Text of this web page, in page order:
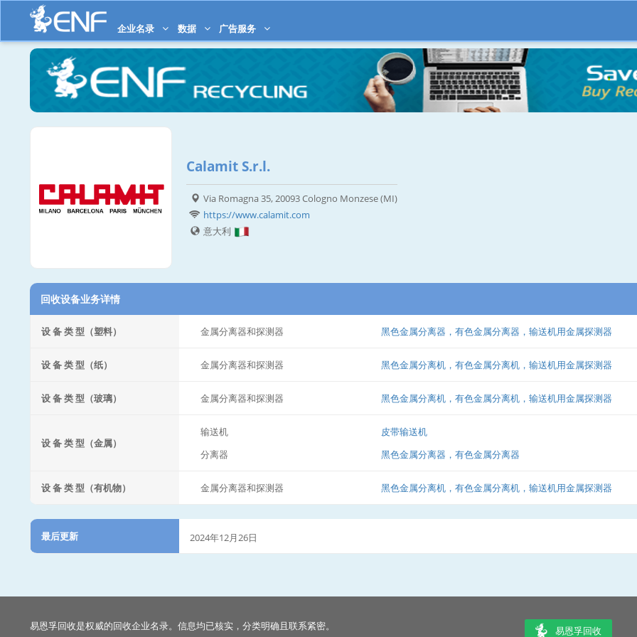
企业名录 数据 广告服务
Calamit S.r.l.
Via Romagna 35, 20093 Cologno Monzese (MI)
https://www.calamit.com
意大利
回收设备业务详情
设 备 类 型（塑料） 金属分离器和探测器 黑色金属分离器，有色金属分离器，输送机用金属探测器
设 备 类 型（纸） 金属分离器和探测器 黑色金属分离机，有色金属分离机，输送机用金属探测器
设 备 类 型（玻璃） 金属分离器和探测器 黑色金属分离机，有色金属分离机，输送机用金属探测器
设 备 类 型（金属）
输送机
皮带输送机
分离器
黑色金属分离器，有色金属分离器
设 备 类 型（有机物） 金属分离器和探测器 黑色金属分离机，有色金属分离机，输送机用金属探测器
最后更新 2024年12月26日
易恩孚回收是权威的回收企业名录。信息均已核实，分类明确且联系紧密。 易恩孚回收